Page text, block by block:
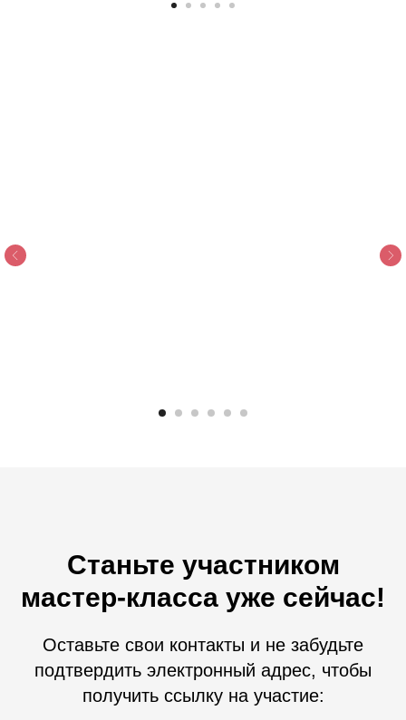
Станьте участником
мастер-класса уже сейчас!
Оставьте свои контакты и не забудьте
подтвердить электронный адрес, чтобы
получить ссылку на участие: